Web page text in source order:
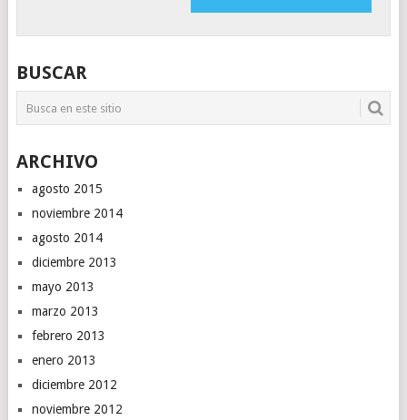
BUSCAR
ARCHIVO
agosto 2015
noviembre 2014
agosto 2014
diciembre 2013
mayo 2013
marzo 2013
febrero 2013
enero 2013
diciembre 2012
noviembre 2012